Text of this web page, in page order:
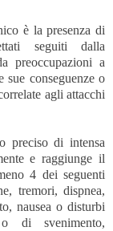
è la presenza di
seguiti dalla
preoccupazioni a
conseguenze o
agli attacchi
preciso di intensa
e raggiunge il
4 dei seguenti
tremori, dispnea,
nausea o disturbi
o di svenimento,